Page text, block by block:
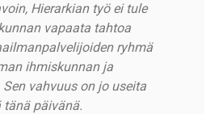
Hierarkian työ ei tule
vapaata tahtoa
ryhmä
ihmiskunnan ja
vahvuus on jo useita
päivänä.